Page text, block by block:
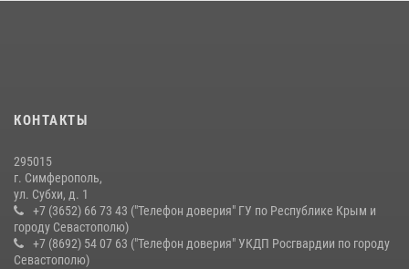
В крымской столице росгвардейцы задержали подозреваемую в
10 июля 2026, 15:10
КОНТАКТЫ
295015
г. Симферополь,
ул. Субхи, д. 1
+7 (3652) 66 73 43 ("Телефон доверия" ГУ по Республике Крым и
городу Севастополю)
+7 (8692) 54 07 63 ("Телефон доверия" УКДП Росгвардии по городу
Севастополю)